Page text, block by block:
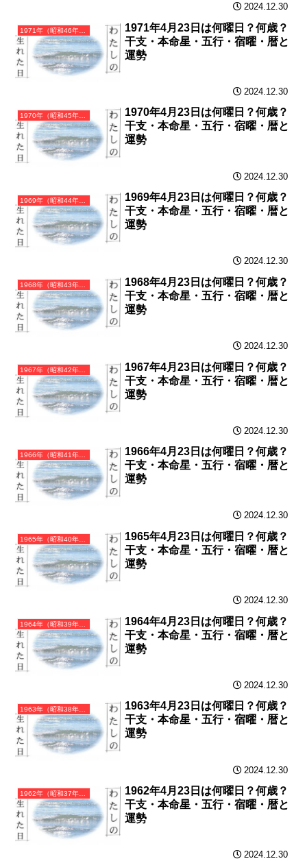
2024.12.30
1971年（昭和46年）辛亥（かのとい）・亥年（いのしし年）カレンダー（月曜はじまり）
1971年4月23日は何曜日？何歳？
干支・本命星・五行・宿曜・暦と
運勢
2024.12.30
1970年（昭和45年）庚戌（かのえいぬ）・戌年（いぬ年）カレンダー（月曜はじまり）
1970年4月23日は何曜日？何歳？
干支・本命星・五行・宿曜・暦と
運勢
2024.12.30
1969年（昭和44年）己酉（つちのととり）・酉年（とり年）カレンダー（月曜はじまり）
1969年4月23日は何曜日？何歳？
干支・本命星・五行・宿曜・暦と
運勢
2024.12.30
1968年（昭和43年）戊申（つちのえさる）・申年（さる年）カレンダー（月曜はじまり）
1968年4月23日は何曜日？何歳？
干支・本命星・五行・宿曜・暦と
運勢
2024.12.30
1967年（昭和42年）丁未（ひのとひつじ）・未年（ひつじ年）カレンダー（月曜はじまり）
1967年4月23日は何曜日？何歳？
干支・本命星・五行・宿曜・暦と
運勢
2024.12.30
1966年（昭和41年）丙午（ひのえうま）・午年（うま年）カレンダー（月曜はじまり）
1966年4月23日は何曜日？何歳？
干支・本命星・五行・宿曜・暦と
運勢
2024.12.30
1965年（昭和40年）乙巳（きのとみ）・巳年（へび年）カレンダー（月曜はじまり）
1965年4月23日は何曜日？何歳？
干支・本命星・五行・宿曜・暦と
運勢
2024.12.30
1964年（昭和39年）甲辰（きのえたつ）・辰年（たつ年）カレンダー（月曜はじまり）
1964年4月23日は何曜日？何歳？
干支・本命星・五行・宿曜・暦と
運勢
2024.12.30
1963年（昭和38年）癸卯（みずのとう）・卯年（うさぎ年）カレンダー（月曜はじまり）
1963年4月23日は何曜日？何歳？
干支・本命星・五行・宿曜・暦と
運勢
2024.12.30
1962年（昭和37年）壬寅（みずのえとら）・寅年（とら年）カレンダー（月曜はじまり）
1962年4月23日は何曜日？何歳？
干支・本命星・五行・宿曜・暦と
運勢
2024.12.30